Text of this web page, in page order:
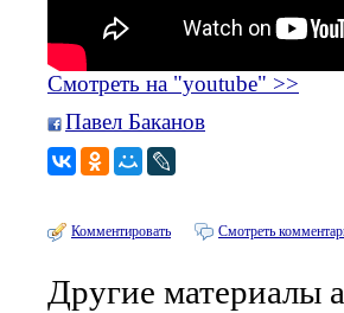
Смотреть на "youtube" >>
Павел Баканов
Комментировать Смотреть
Другие материалы